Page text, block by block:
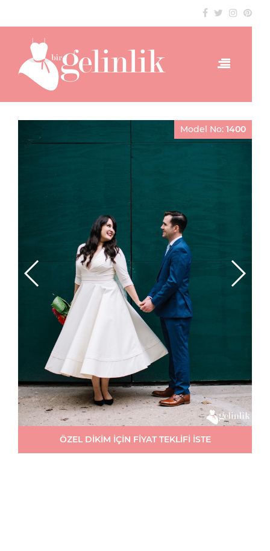
Model No: 1400
ÖZEL DİKİM İÇİN FİYAT TEKLİFİ İSTE